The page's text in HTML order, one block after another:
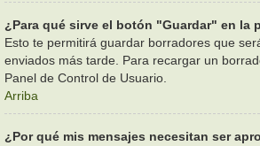
¿Para qué sirve el botón "Guardar" en la
Esto te permitirá guardar borradores que
enviados más tarde. Para recargar un
Panel de Control de Usuario.
Arriba
¿Por qué mis mensajes necesitan ser